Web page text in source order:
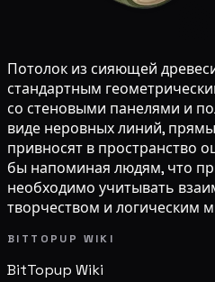
Потолок из сияющей
стандартным
со стеновыми панелями и
виде неровных линий,
привносят в пространство
бы напоминая людям, что
необходимо учитывать
творчеством и логическим
BITTOPUP WIKI
BitTopup Wiki